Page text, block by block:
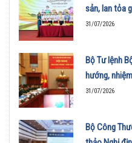
sản, lan tỏa
31/07/2026
Bộ Tư lệnh
hướng,
31/07/2026
Bộ Công